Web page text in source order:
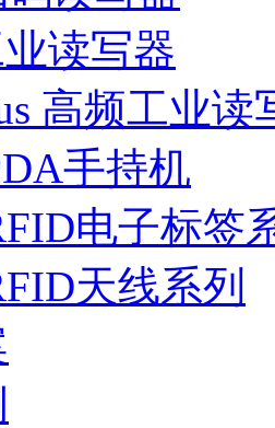
读写器
高频工业读
手持机
电子标签
天线系列